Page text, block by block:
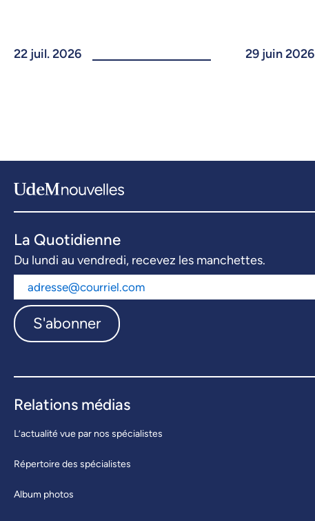
22 juil. 2026 29 juin 2026
La Quotidienne
Du lundi au vendredi, recevez les manchettes.
S'abonner
Relations médias
L’actualité vue par nos spécialistes
Répertoire des spécialistes
Album photos